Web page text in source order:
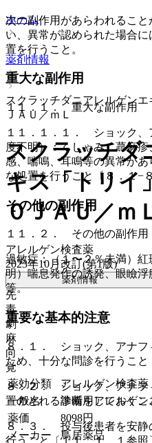
次の副作用があらわれるこ
い、異常が認められた場合
置を行うこと。
重大な副作用
１１．１． 重大な副作用
１１．１．１． ショック、
度不明）：くしゃみ、蕁麻
感、喘鳴、耳鳴等の異常が
な処置を行うこと〔８．１−
その他の副作用
１１．２． その他の副作用
過敏症：（１〜２％未満）
明）喘息発作の誘発、眼瞼
等。
重要な基本的注意
８．１． ショック、アナフ
ため、十分な問診を行うこと
８．２． ショック、アナフ
置のとれる準備をしておくこ
８．３． 投与後患者を安静
行うこと〔１１．１．１参照
ホーム
薬剤情報
スクラッチダニアレルゲン
ＪＡＵ／ｍＬ
スクラッチダ
キス「トリイ
０ＪＡＵ／ｍ
アレルゲン検査薬
2023年10月改訂(第1版)
薬剤情報
先
毒
劇
麻
向
覚
薬効分類
アレルゲン検査薬
一般名
診断用アレルゲン
薬価
8098円
メーカー
鳥居薬品